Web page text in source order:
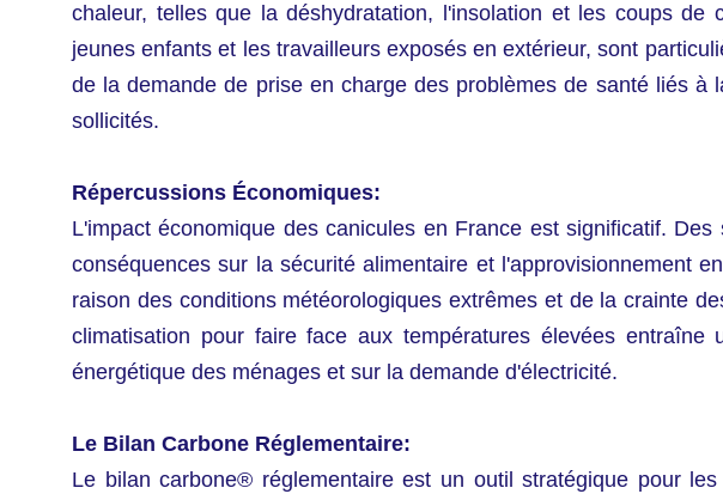
chaleur, telles que la déshydratation, l'insolation et les coups
jeunes enfants et les travailleurs exposés en extérieur, sont
de la demande de prise en charge des problèmes de santé liés
sollicités.
Répercussions Économiques:
L'impact économique des canicules en France est significatif.
conséquences sur la sécurité alimentaire et l'approvisionnement
raison des conditions météorologiques extrêmes et de la crainte
climatisation pour faire face aux températures élevées
énergétique des ménages et sur la demande d'électricité.
Le Bilan Carbone Réglementaire:
Le bilan carbone® réglementaire est un outil stratégique pour